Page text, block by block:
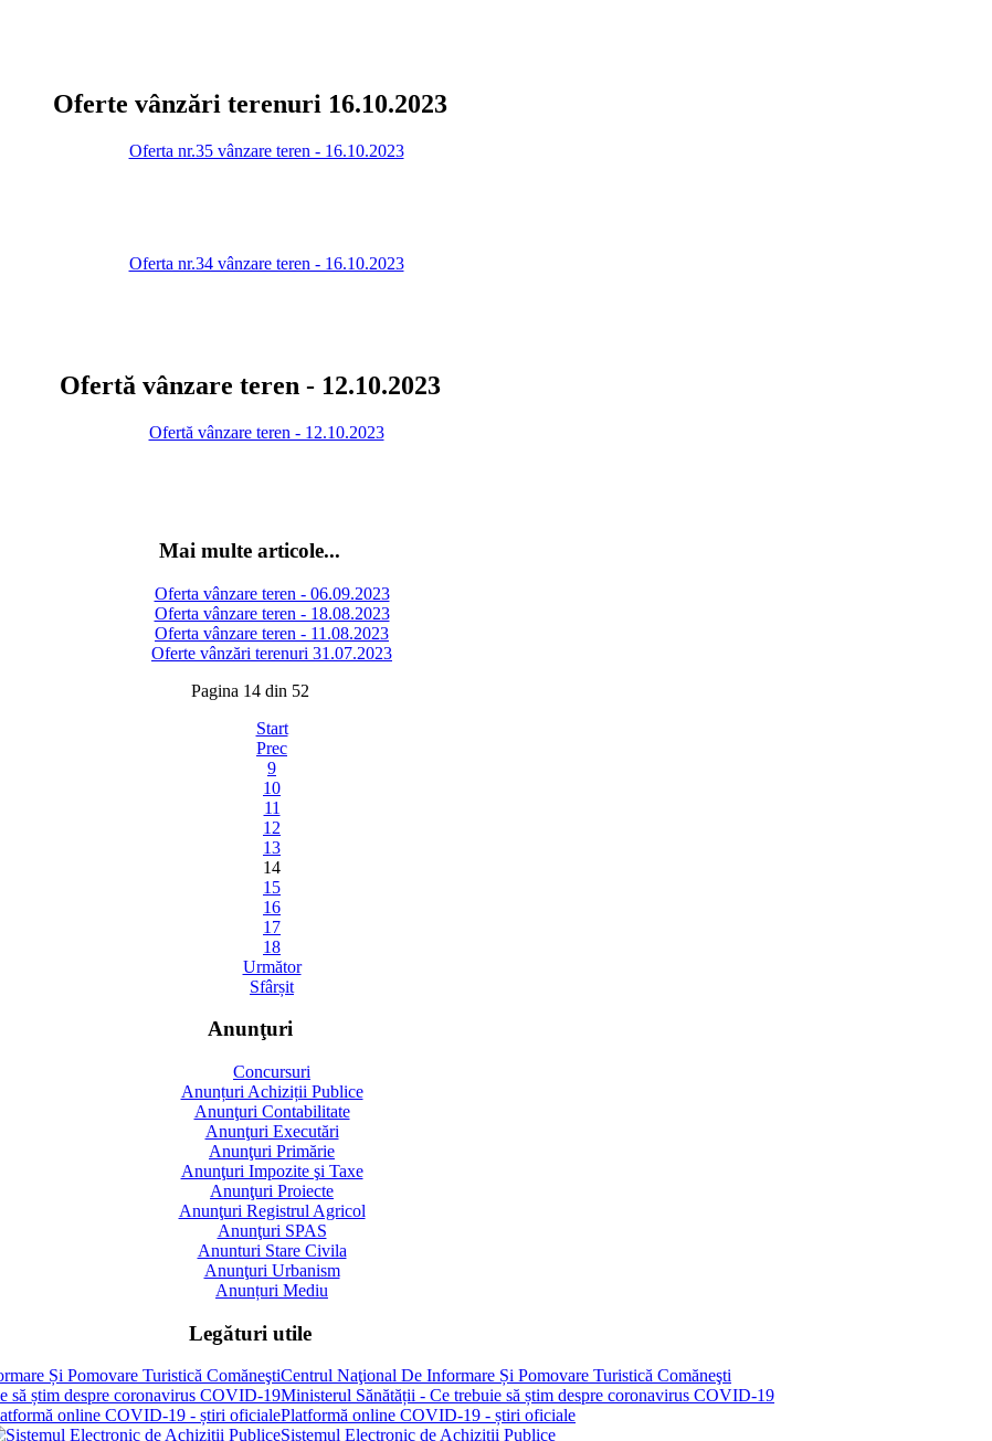
Oferte vânzări terenuri 16.10.2023
Oferta nr.35 vânzare teren - 16.10.2023
Oferta nr.34 vânzare teren - 16.10.2023
Ofertă vânzare teren - 12.10.2023
Ofertă vânzare teren - 12.10.2023
Mai multe articole...
Oferta vânzare teren - 06.09.2023
Oferta vânzare teren - 18.08.2023
Oferta vânzare teren - 11.08.2023
Oferte vânzări terenuri 31.07.2023
Pagina 14 din 52
Start
Prec
9
10
11
12
13
14
15
16
17
18
Următor
Sfârșit
Anunţuri
Concursuri
Anunțuri Achiziții Publice
Anunţuri Contabilitate
Anunţuri Executări
Anunţuri Primărie
Anunţuri Impozite şi Taxe
Anunţuri Proiecte
Anunţuri Registrul Agricol
Anunţuri SPAS
Anunturi Stare Civila
Anunţuri Urbanism
Anunțuri Mediu
Legături utile
Centrul Naţional De Informare Și Pomovare Turistică Comăneşti
Ministerul Sănătății - Ce trebuie să știm despre coronavirus COVID-19
Platformă online COVID-19 - știri oficiale
Sistemul Electronic de Achiziții Publice